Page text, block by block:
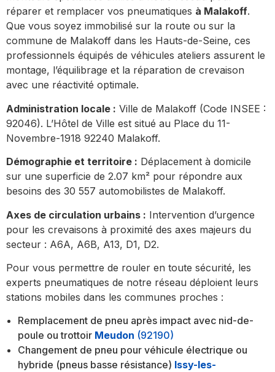
réparer et remplacer vos pneumatiques à Malakoff.
Que vous soyez immobilisé sur la route ou sur la
commune de Malakoff dans les Hauts-de-Seine, ces
professionnels équipés de véhicules ateliers assurent le
montage, l’équilibrage et la réparation de crevaison
avec une réactivité optimale.
Administration locale : Ville de Malakoff (Code INSEE :
92046). L’Hôtel de Ville est situé au Place du 11-
Novembre-1918 92240 Malakoff.
Démographie et territoire : Déplacement à domicile
sur une superficie de 2.07 km² pour répondre aux
besoins des 30 557 automobilistes de Malakoff.
Axes de circulation urbains : Intervention d’urgence
pour les crevaisons à proximité des axes majeurs du
secteur : A6A, A6B, A13, D1, D2.
Pour vous permettre de rouler en toute sécurité, les
experts pneumatiques de notre réseau déploient leurs
stations mobiles dans les communes proches :
Remplacement de pneu après impact avec nid-de-
poule ou trottoir Meudon (92190)
Changement de pneu pour véhicule électrique ou
hybride (pneus basse résistance) Issy-les-